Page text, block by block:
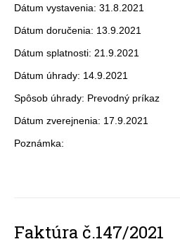
Dátum vystavenia: 31.8.2021
Dátum doručenia: 13.9.2021
Dátum splatnosti: 21.9.2021
Dátum úhrady: 14.9.2021
Spôsob úhrady: Prevodný príkaz
Dátum zverejnenia: 17.9.2021
Poznámka:
Faktúra č.147/2021